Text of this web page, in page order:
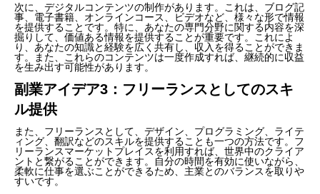
次に、デジタルコンテンツの制作があります。これは、ブログ記
事、電子書籍、オンラインコース、ビデオなど、様々な形で情報
を提供することです。特に、あなたの専門分野に関する内容を深
掘りして、価値ある情報を提供することが重要です。これによ
り、あなたの知識と経験を広く共有し、収入を得ることができま
す。また、これらのコンテンツは一度作成すれば、継続的に収益
を生み出す可能性があります。
副業アイデア3：フリーランスとしてのスキ
ル提供
また、フリーランスとして、デザイン、プログラミング、ライテ
ィング、翻訳などのスキルを提供することも一つの方法です。フ
リーランスマーケットプレイスを利用すれば、世界中のクライア
ントと繋がることができます。自分の時間を有効に使いながら、
柔軟に仕事を選ぶことができるため、主業とのバランスを取りや
すいです。